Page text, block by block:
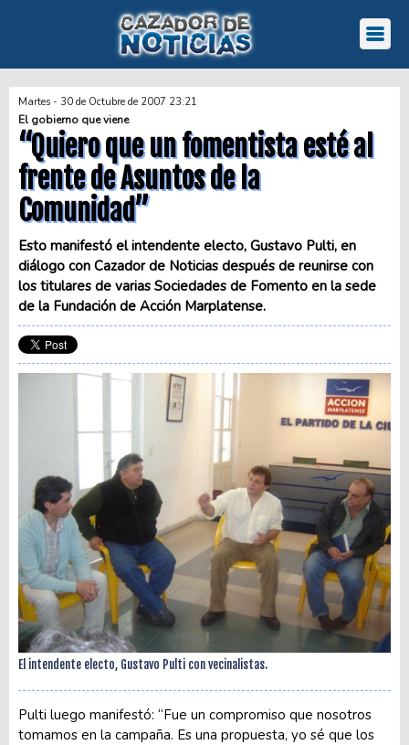
Martes - 30 de Octubre de 2007 23:21
El gobierno que viene
“Quiero que un fomentista esté al
frente de Asuntos de la
Comunidad”
Esto manifestó el intendente electo, Gustavo Pulti, en
diálogo con Cazador de Noticias después de reunirse con
los titulares de varias Sociedades de Fomento en la sede
de la Fundación de Acción Marplatense.
El intendente electo, Gustavo Pulti con vecinalistas.
Pulti luego manifestó: “Fue un compromiso que nosotros
tomamos en la campaña. Es una propuesta, yo sé que los